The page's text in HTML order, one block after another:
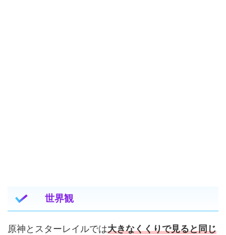
世界観
原神とスターレイルでは大きなくくりで見ると同じ